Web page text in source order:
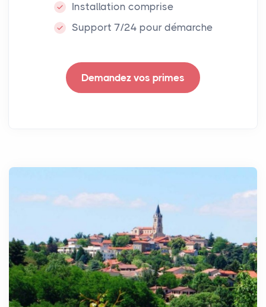
Installation comprise
Support 7/24 pour démarche
Demandez vos primes